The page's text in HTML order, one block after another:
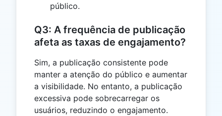
público.
Q3: A frequência de publicação
afeta as taxas de engajamento?
Sim, a publicação consistente pode
manter a atenção do público e aumentar
a visibilidade. No entanto, a publicação
excessiva pode sobrecarregar os
usuários, reduzindo o engajamento.